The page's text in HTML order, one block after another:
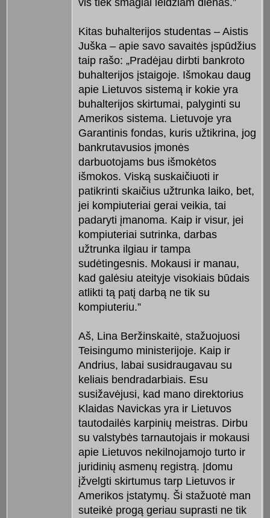
vis tiek smagiai leidžiam dienas.”
Kitas buhalterijos studentas – Aistis
Juška – apie savo savaitės įspūdžius
taip rašo: „Pradėjau dirbti bankroto
buhalterijos įstaigoje. Išmokau daug
apie Lietuvos sistemą ir kokie yra
buhalterijos skirtumai, palyginti su
Amerikos sistema. Lietuvoje yra
Garantinis fondas, kuris užtikrina, jog
bankrutavusios įmonės
darbuotojams bus išmokėtos
išmokos. Viską suskaičiuoti ir
patikrinti skaičius užtrunka laiko, bet,
jei kompiuteriai gerai veikia, tai
padaryti įmanoma. Kaip ir visur, jei
kompiuteriai sutrinka, darbas
užtrunka ilgiau ir tampa
sudėtingesnis. Mokausi ir manau,
kad galėsiu ateityje visokiais būdais
atlikti tą patį darbą ne tik su
kompiuteriu.”
Aš, Lina Beržinskaitė, stažuojuosi
Teisingumo ministerijoje. Kaip ir
Andrius, labai susidraugavau su
keliais bendradarbiais. Esu
susižavėjusi, kad mano direktorius
Klaidas Navickas yra ir Lietuvos
tautodailės karpinių meistras. Dirbu
su valstybės tarnautojais ir mokausi
apie Lietuvos nekilnojamojo turto ir
juridinių asmenų registrą. Įdomu
įžvelgti skirtumus tarp Lietuvos ir
Amerikos įstatymų. Ši stažuotė man
suteikė progą geriau suprasti ne tik